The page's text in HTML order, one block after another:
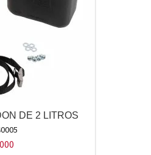
DE 2 LITROS